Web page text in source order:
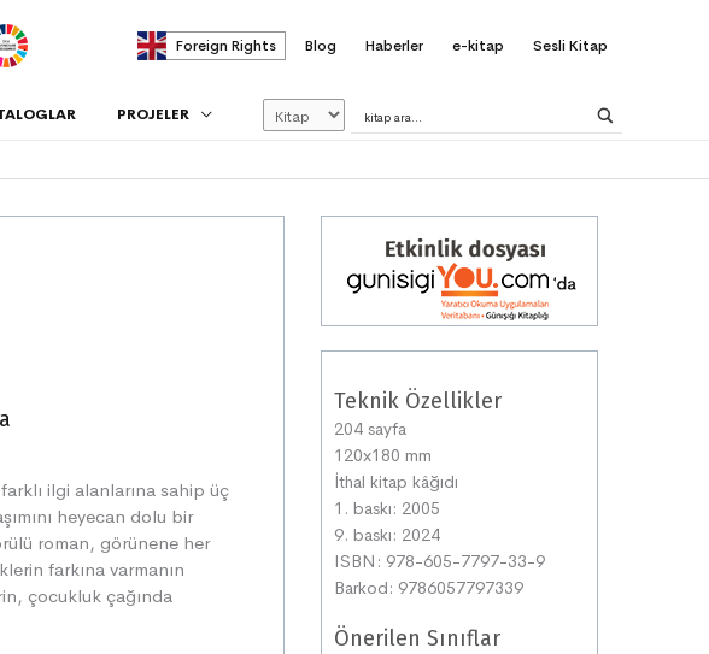
. Foreign Rights Blog Haberler e-kitap Sesli Kitap
PROJELER
ilgi alanlarına sahip üç
heyecan dolu bir
roman, görünene her
farkına varmanın
çocukluk çağında
Teknik Özellikler
204 sayfa
120x180 mm
İthal kitap kâğıdı
1. baskı: 2005
9. baskı: 2024
ISBN: 978-605-7797-33-9
Barkod: 9786057797339
Önerilen Sınıflar